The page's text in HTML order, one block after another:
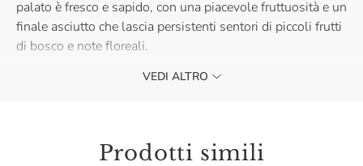
palato è fresco e sapido, con una piacevole fruttuosità e un
finale asciutto che lascia persistenti sentori di piccoli frutti
di bosco e note floreali.
Il Bollicina Rosé di Serafini & Vidotto è perfetto come
Acquistalo e regalati un'esperienza di gusto unica.
VEDI ALTRO
Prodotti simili